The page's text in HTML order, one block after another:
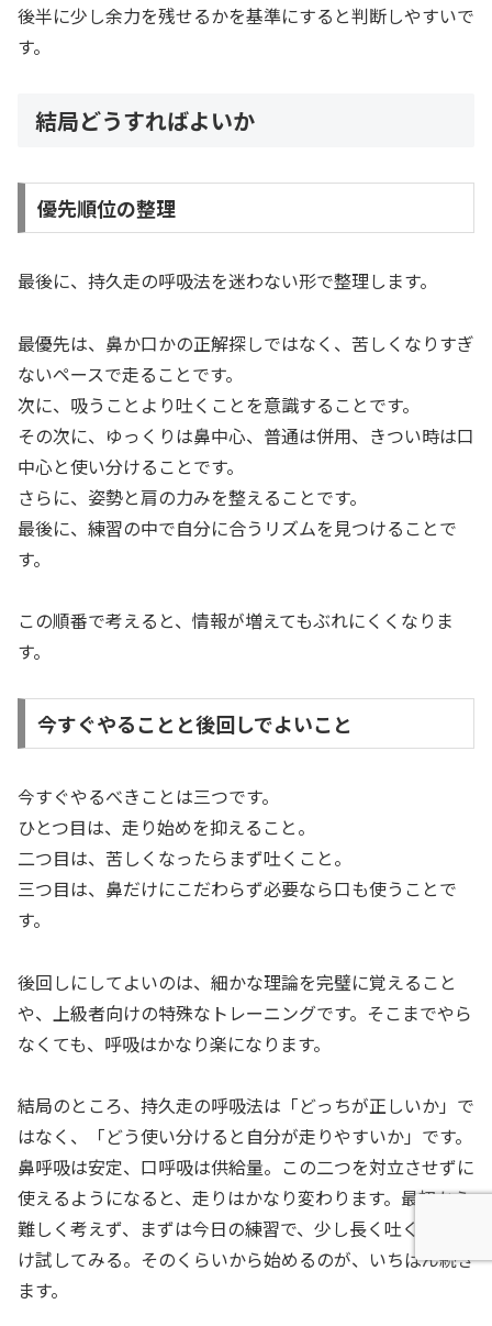
後半に少し余力を残せるかを基準にすると判断しやすいで
す。
結局どうすればよいか
優先順位の整理
最後に、持久走の呼吸法を迷わない形で整理します。
最優先は、鼻か口かの正解探しではなく、苦しくなりすぎ
ないペースで走ることです。
次に、吸うことより吐くことを意識することです。
その次に、ゆっくりは鼻中心、普通は併用、きつい時は口
中心と使い分けることです。
さらに、姿勢と肩の力みを整えることです。
最後に、練習の中で自分に合うリズムを見つけることで
す。
この順番で考えると、情報が増えてもぶれにくくなりま
す。
今すぐやることと後回しでよいこと
今すぐやるべきことは三つです。
ひとつ目は、走り始めを抑えること。
二つ目は、苦しくなったらまず吐くこと。
三つ目は、鼻だけにこだわらず必要なら口も使うことで
す。
後回しにしてよいのは、細かな理論を完璧に覚えること
や、上級者向けの特殊なトレーニングです。そこまでやら
なくても、呼吸はかなり楽になります。
結局のところ、持久走の呼吸法は「どっちが正しいか」で
はなく、「どう使い分けると自分が走りやすいか」です。
鼻呼吸は安定、口呼吸は供給量。この二つを対立させずに
使えるようになると、走りはかなり変わります。最初から
難しく考えず、まずは今日の練習で、少し長く吐くことだ
け試してみる。そのくらいから始めるのが、いちばん続き
ます。